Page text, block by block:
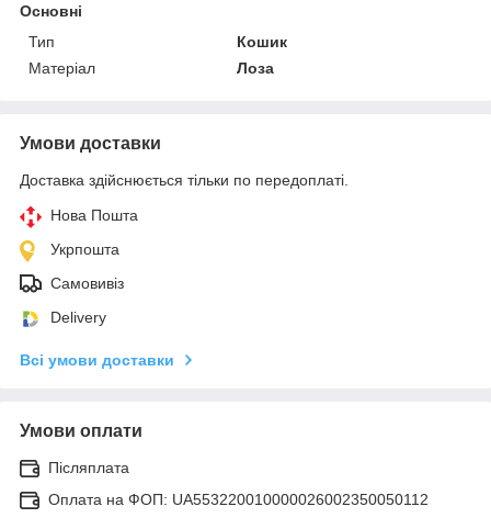
Основні
Тип
Кошик
Матеріал
Лоза
Умови доставки
Доставка здійснюється тільки по передоплаті.
Нова Пошта
Укрпошта
Самовивіз
Delivery
Всі умови доставки
Умови оплати
Післяплата
Оплата на ФОП: UA553220010000026002350050112